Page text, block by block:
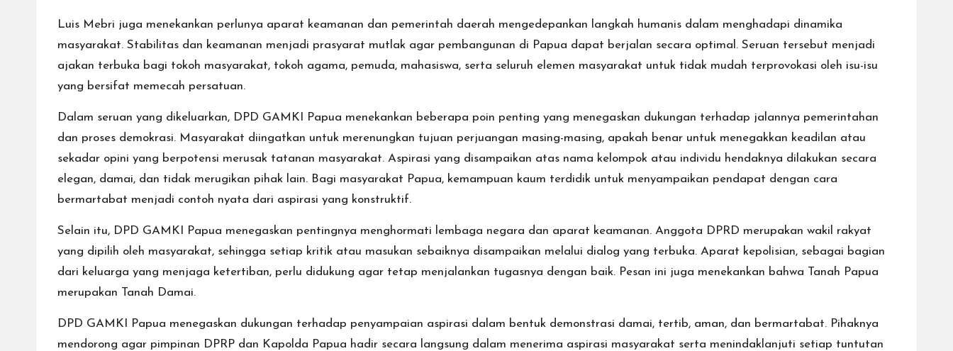
Luis Mebri juga menekankan perlunya aparat keamanan dan pemerintah daerah mengedepankan langkah humanis dalam menghadapi dinamika
masyarakat. Stabilitas dan keamanan menjadi prasyarat mutlak agar pembangunan di Papua dapat berjalan secara optimal. Seruan tersebut menjadi
ajakan terbuka bagi tokoh masyarakat, tokoh agama, pemuda, mahasiswa, serta seluruh elemen masyarakat untuk tidak mudah terprovokasi oleh isu-isu
yang bersifat memecah persatuan.
Dalam seruan yang dikeluarkan, DPD GAMKI Papua menekankan beberapa poin penting yang menegaskan dukungan terhadap jalannya pemerintahan
dan proses demokrasi. Masyarakat diingatkan untuk merenungkan tujuan perjuangan masing-masing, apakah benar untuk menegakkan keadilan atau
sekadar opini yang berpotensi merusak tatanan masyarakat. Aspirasi yang disampaikan atas nama kelompok atau individu hendaknya dilakukan secara
elegan, damai, dan tidak merugikan pihak lain. Bagi masyarakat Papua, kemampuan kaum terdidik untuk menyampaikan pendapat dengan cara
bermartabat menjadi contoh nyata dari aspirasi yang konstruktif.
Selain itu, DPD GAMKI Papua menegaskan pentingnya menghormati lembaga negara dan aparat keamanan. Anggota DPRD merupakan wakil rakyat
yang dipilih oleh masyarakat, sehingga setiap kritik atau masukan sebaiknya disampaikan melalui dialog yang terbuka. Aparat kepolisian, sebagai bagian
dari keluarga yang menjaga ketertiban, perlu didukung agar tetap menjalankan tugasnya dengan baik. Pesan ini juga menekankan bahwa Tanah Papua
merupakan Tanah Damai.
DPD GAMKI Papua menegaskan dukungan terhadap penyampaian aspirasi dalam bentuk demonstrasi damai, tertib, aman, dan bermartabat. Pihaknya
mendorong agar pimpinan DPRP dan Kapolda Papua hadir secara langsung dalam menerima aspirasi masyarakat serta menindaklanjuti setiap tuntutan